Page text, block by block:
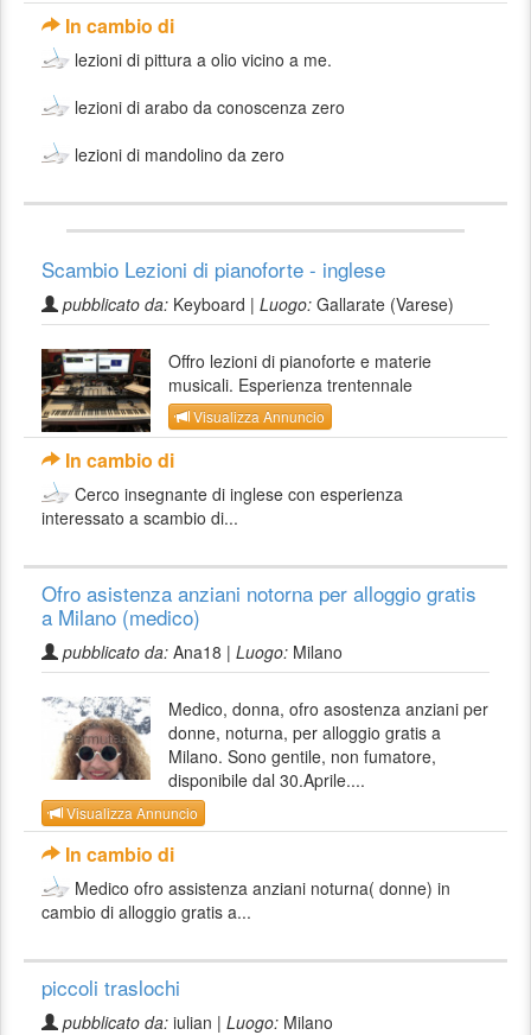
In cambio di
lezioni di pittura a olio vicino a me.
lezioni di arabo da conoscenza zero
lezioni di mandolino da zero
Scambio Lezioni di pianoforte - inglese
pubblicato da: Keyboard | Luogo: Gallarate (Varese)
Offro lezioni di pianoforte e materie
musicali. Esperienza trentennale
Visualizza Annuncio
In cambio di
Cerco insegnante di inglese con esperienza
interessato a scambio di...
Ofro asistenza anziani notorna per alloggio gratis
a Milano (medico)
pubblicato da: Ana18 | Luogo: Milano
Medico, donna, ofro asostenza anziani per
donne, noturna, per alloggio gratis a
Milano. Sono gentile, non fumatore,
disponibile dal 30.Aprile....
Visualizza Annuncio
In cambio di
Medico ofro assistenza anziani noturna( donne) in
cambio di alloggio gratis a...
piccoli traslochi
pubblicato da: iulian | Luogo: Milano